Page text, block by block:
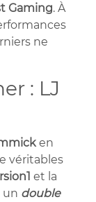
Gaming. À
ne
: LJ
en
véritables
et la
un double